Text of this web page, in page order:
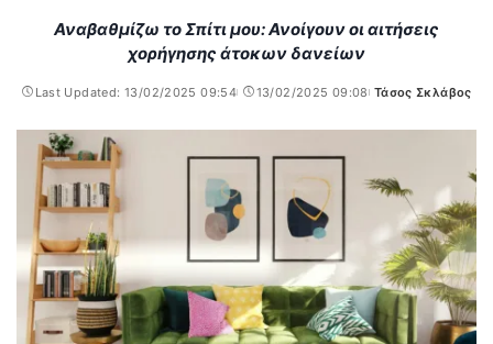
Αναβαθμίζω το Σπίτι μου: Ανοίγουν οι αιτήσεις
χορήγησης άτοκων δανείων
Last Updated: 13/02/2025 09:54 13/02/2025 09:08
Posted
Τάσος Σκλάβος